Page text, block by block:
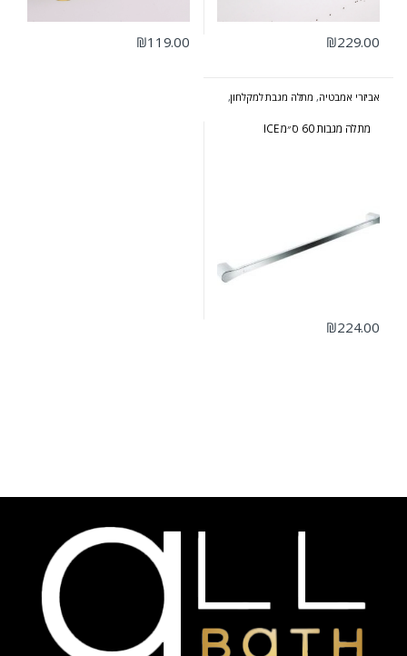
₪229.00
₪119.00
אביזרי אמבטיה, מתלה מגבת למקלחון,
מתלה מגבות 60 ס״מ ICE
₪224.00